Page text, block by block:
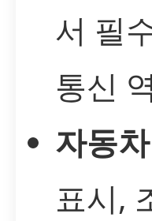
서 필
통신
자동
표시,